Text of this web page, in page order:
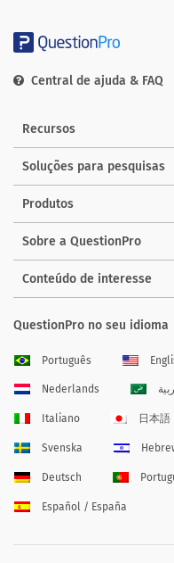
Central de ajuda & FAQ
Recursos
Soluções para pesquisas
Produtos
Sobre a QuestionPro
Conteúdo de interesse
QuestionPro no seu idioma
Português
Nederlands
Italiano 日本語
Svenska
Deutsch
Español / España